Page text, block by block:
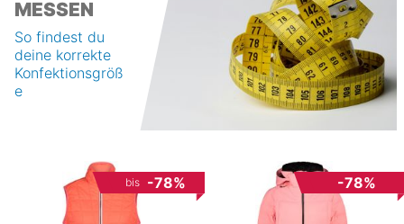
MESSEN
So findest du
deine korrekte
Konfektionsgröß
e
bis -78% -78%